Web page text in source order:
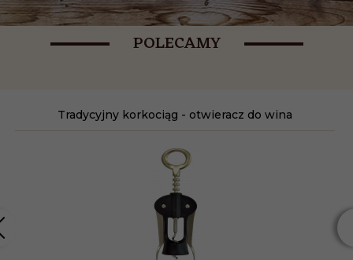
POLECAMY
Tradycyjny korkociąg - otwieracz do wina